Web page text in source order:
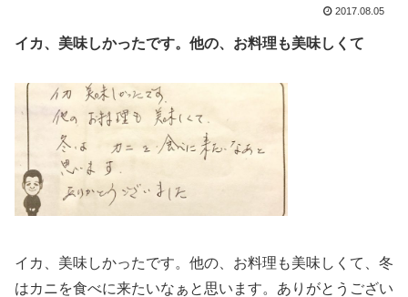
2017.08.05
イカ、美味しかったです。他の、お料理も美味しくて
イカ、美味しかったです。他の、お料理も美味しくて、冬
はカニを食べに来たいなぁと思います。ありがとうござい